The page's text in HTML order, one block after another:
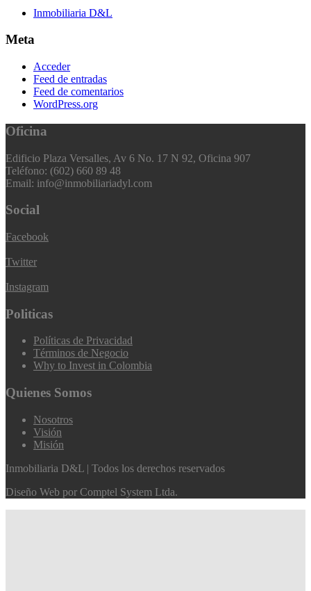
Inmobiliaria D&L
Meta
Acceder
Feed de entradas
Feed de comentarios
WordPress.org
Oficina
Edificio Plaza Versalles, Av 6 No. 17 N 92, Oficina 907
Teléfono: (602) 660 89 48
Email: info@inmobiliariadyl.com
Social
Facebook
Twitter
Instagram
Politicas
Políticas de Privacidad
Términos de Negocio
Why to Invest in Colombia
Quienes Somos
Nosotros
Visión
Misión
Inmobiliaria D&L | Todos los derechos reservados
Diseño Web por Comptel System Ltda.